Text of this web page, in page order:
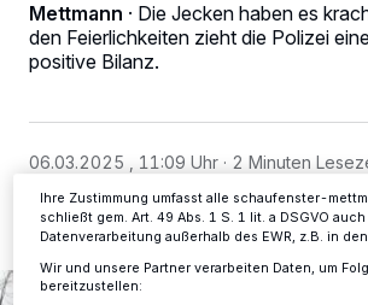
Mettmann · Die Jecken haben es
den Feierlichkeiten zieht die Polizei
positive Bilanz.
06.03.2025 , 11:09 Uhr 2 Minuten
Tracking-Technologien für die unter „Wir und
verarbeiten Daten, um Ihnen Dienste
Zwecke. Wenn Tracker deaktiviert sind, sind
Anzeigen möglicherweise nicht mehr so relevant
Einstellungen oder Ablehnen am unteren Rand
Informationen finden Sie in unserer
Ihre Zustimmung umfasst alle schaufenster-
schließt gem. Art. 49 Abs. 1 S. 1 lit. a DSGVO
Datenverarbeitung außerhalb des EWR, z.B. in
Wir und unsere Partner verarbeiten Daten, um
bereitzustellen: